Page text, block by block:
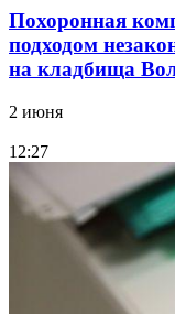
Похоронная
подходом
на кладбища
2 июня
12:27